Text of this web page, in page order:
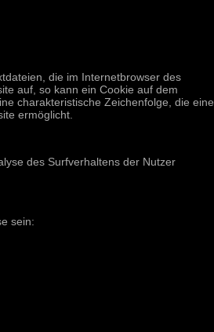
die im Internetbrowser des
auf, so kann ein Cookie auf dem
charakteristische Zeichenfolge, die eine
ermöglicht.
des Surfverhaltens der Nutzer
sein: